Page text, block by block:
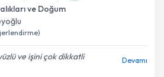
ve Doğum
ve işini çok dikkatli
Devamı